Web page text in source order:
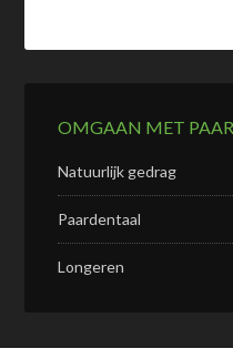
OMGAAN MET
Natuurlijk gedrag
Paardentaal
Longeren